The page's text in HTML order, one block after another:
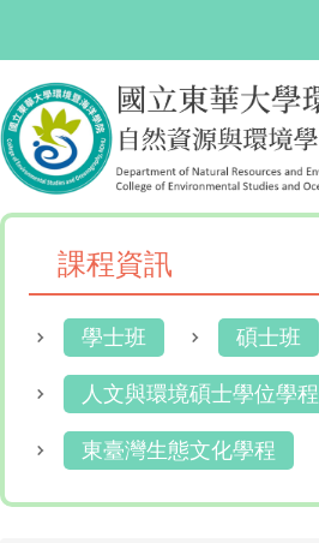
要
內
容
區
課程資訊
學士班 碩士班
人文與環境碩士學位學程
東臺灣生態文化學程